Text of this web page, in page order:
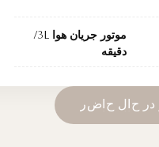
موتور جریان هوا 3L/
دقیقه
در ح ل ح ضر